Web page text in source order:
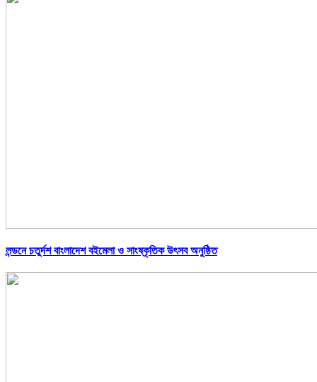
লন্ডনে চতুর্দশ বাংলাদেশ বইমেলা ও সাংষ্কৃতিক উৎসব অনুষ্ঠিত